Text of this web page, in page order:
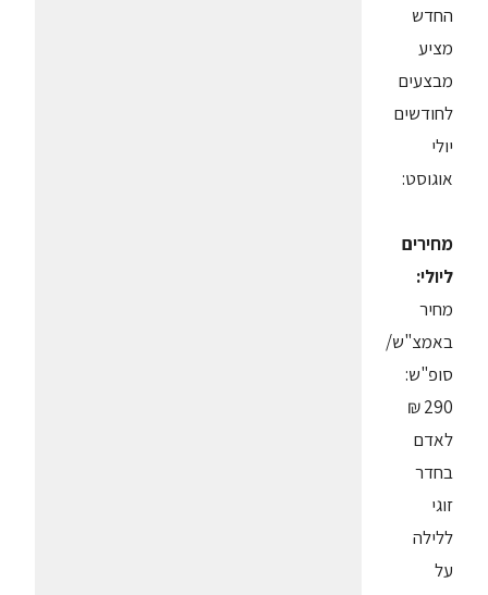
החדש
מציע
מבצעים
לחודשים
יולי
אוגוסט:
מחירים
ליולי:
מחיר
באמצ"ש/
סופ"ש:
290 ₪
לאדם
בחדר
זוגי
ללילה
על